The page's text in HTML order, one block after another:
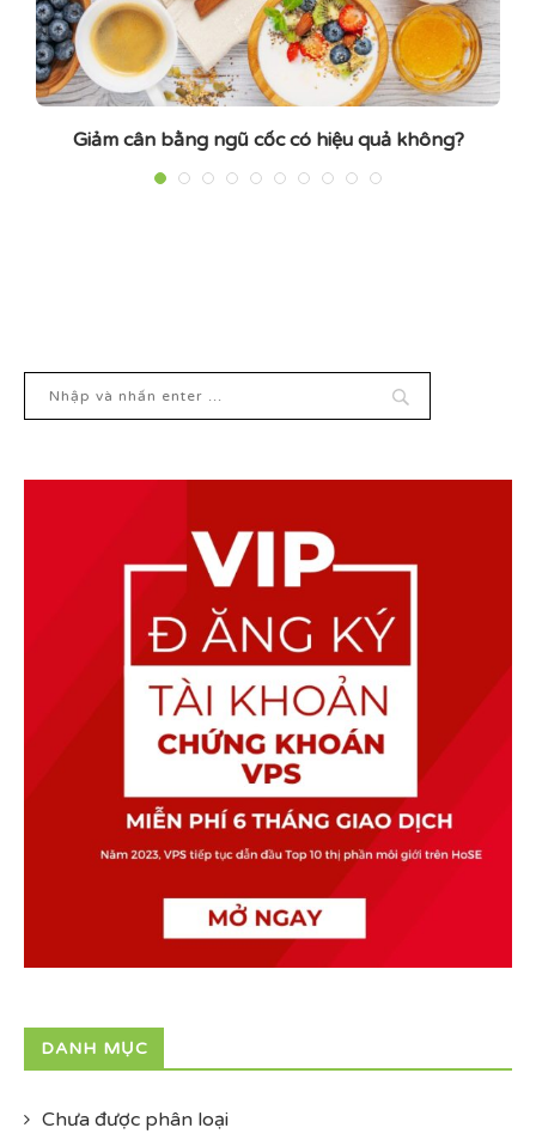
Giảm cân bằng ngũ cốc có hiệu quả không?
DANH MỤC
Chưa được phân loại